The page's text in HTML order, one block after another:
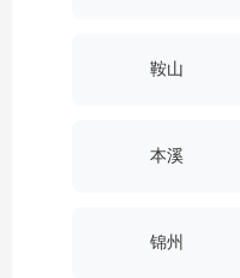
鞍山
本溪
锦州